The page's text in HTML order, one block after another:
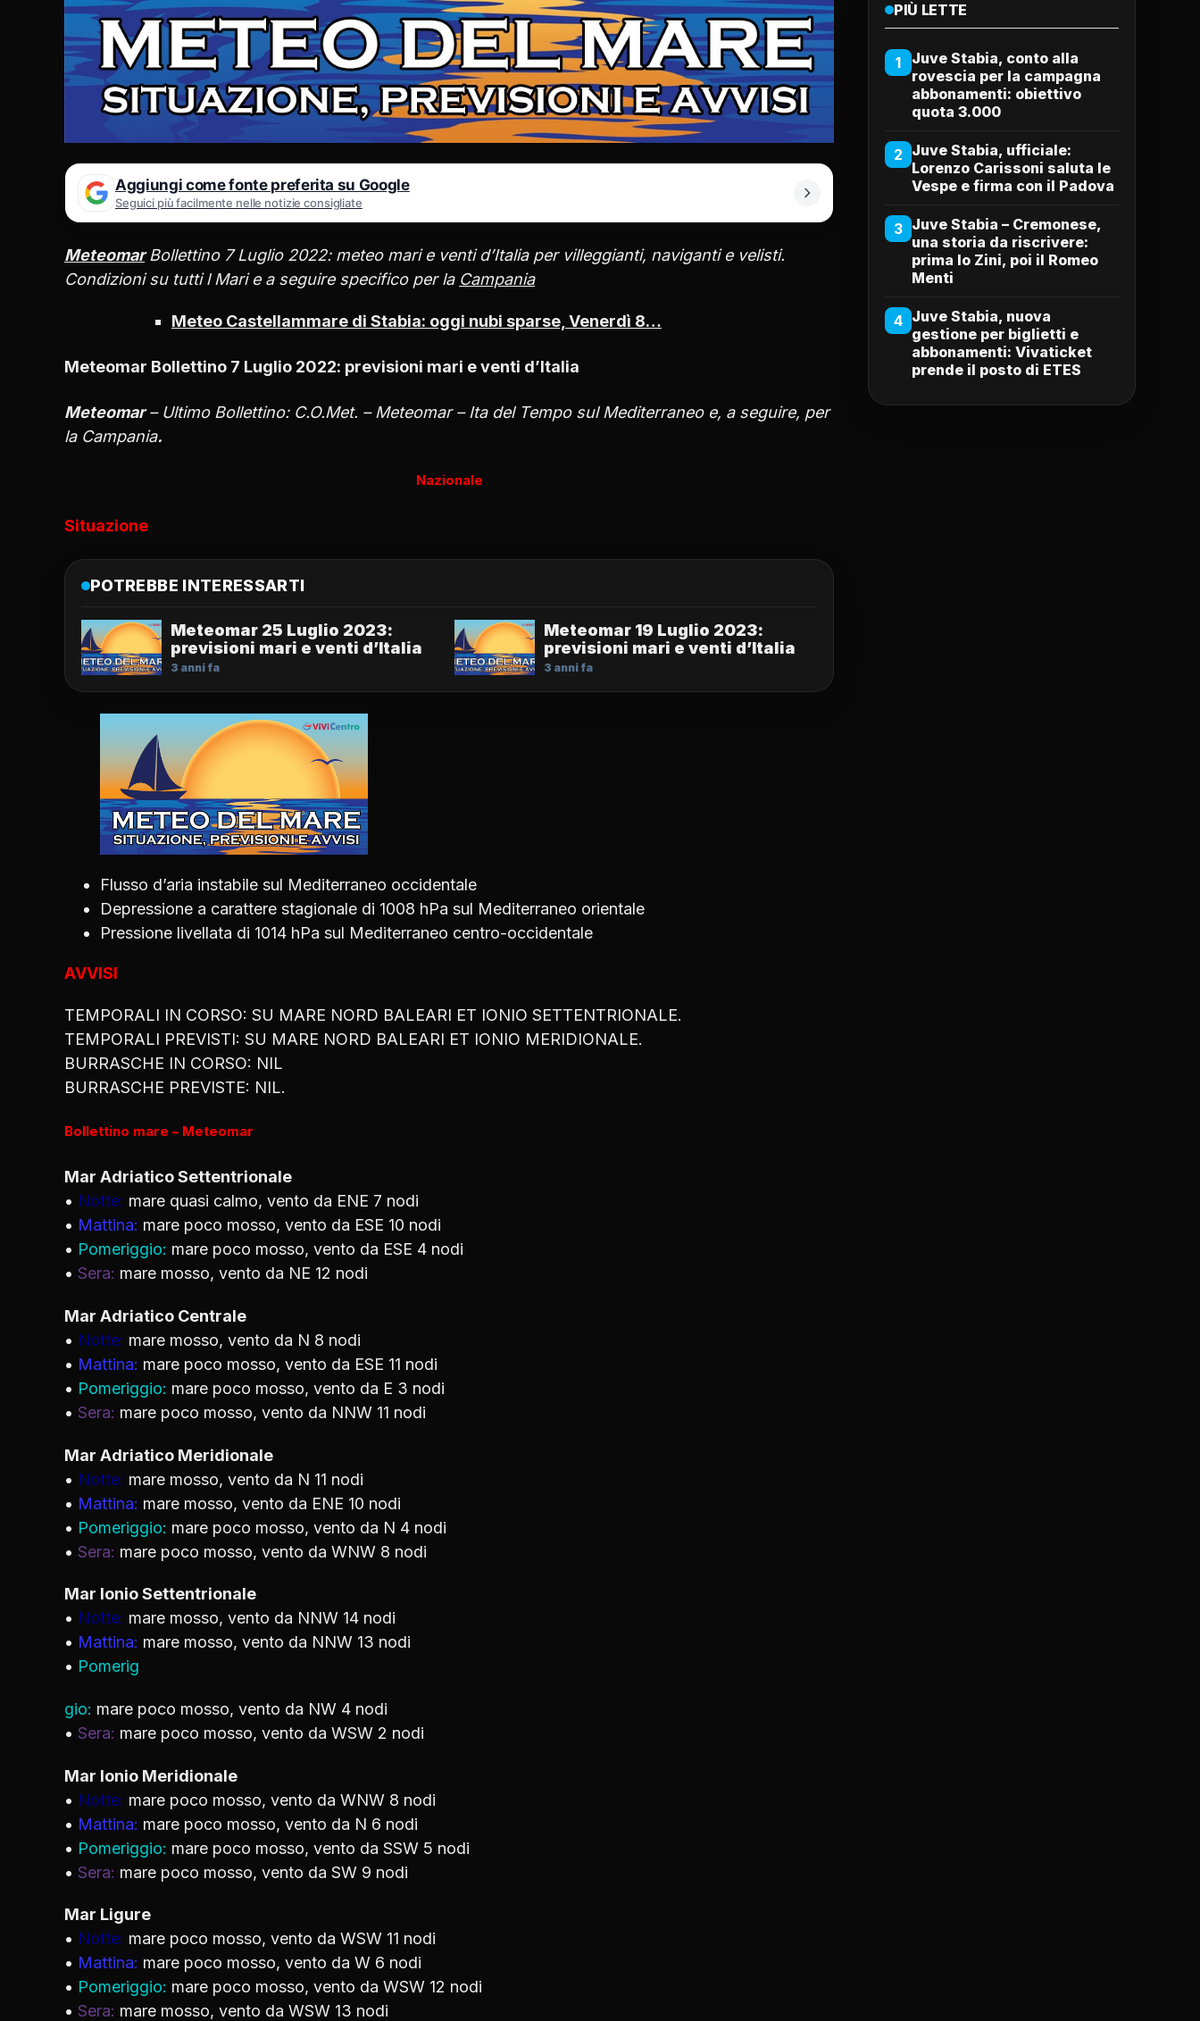
Aggiungi come fonte preferita su Google
Seguici più facilmente nelle notizie consigliate
MeteomarBollettino 7 Luglio 2022: meteo mari e venti d’Italia per villeggianti, naviganti e velisti.
Condizioni su tutti l Mari e a seguire specifico per la Campania
Meteo Castellammare di Stabia: oggi nubi sparse, Venerdì 8…
Meteomar Bollettino 7 Luglio 2022: previsioni mari e venti d’Italia
Meteomar– Ultimo Bollettino: C.O.Met. – Meteomar – Ita del Tempo sul Mediterraneo e, a seguire, per
la Campania.
Nazionale
Situazione
POTREBBE INTERESSARTI
Meteomar 25 Luglio 2023:
previsioni mari e venti d’Italia
3 anni fa
Meteomar 19 Luglio 2023:
previsioni mari e venti d’Italia
3 anni fa
Flusso d’aria instabile sul Mediterraneo occidentale
Depressione a carattere stagionale di 1008 hPa sul Mediterraneo orientale
Pressione livellata di 1014 hPa sul Mediterraneo centro-occidentale
AVVISI
TEMPORALI IN CORSO: SU MARE NORD BALEARI ET IONIO SETTENTRIONALE.
TEMPORALI PREVISTI: SU MARE NORD BALEARI ET IONIO MERIDIONALE.
BURRASCHE IN CORSO: NIL
BURRASCHE PREVISTE: NIL.
Bollettino mare – Meteomar
Mar Adriatico Settentrionale
• Notte: mare quasi calmo, vento da ENE 7 nodi
• Mattina: mare poco mosso, vento da ESE 10 nodi
• Pomeriggio: mare poco mosso, vento da ESE 4 nodi
• Sera: mare mosso, vento da NE 12 nodi
Mar Adriatico Centrale
• Notte: mare mosso, vento da N 8 nodi
• Mattina: mare poco mosso, vento da ESE 11 nodi
• Pomeriggio: mare poco mosso, vento da E 3 nodi
• Sera: mare poco mosso, vento da NNW 11 nodi
Mar Adriatico Meridionale
• Notte: mare mosso, vento da N 11 nodi
• Mattina: mare mosso, vento da ENE 10 nodi
• Pomeriggio: mare poco mosso, vento da N 4 nodi
• Sera: mare poco mosso, vento da WNW 8 nodi
Mar Ionio Settentrionale
• Notte: mare mosso, vento da NNW 14 nodi
• Mattina: mare mosso, vento da NNW 13 nodi
• Pomerig
gio: mare poco mosso, vento da NW 4 nodi
• Sera: mare poco mosso, vento da WSW 2 nodi
Mar Ionio Meridionale
• Notte: mare poco mosso, vento da WNW 8 nodi
• Mattina: mare poco mosso, vento da N 6 nodi
• Pomeriggio: mare poco mosso, vento da SSW 5 nodi
• Sera: mare poco mosso, vento da SW 9 nodi
Mar Ligure
• Notte: mare poco mosso, vento da WSW 11 nodi
• Mattina: mare poco mosso, vento da W 6 nodi
• Pomeriggio: mare poco mosso, vento da WSW 12 nodi
• Sera: mare mosso, vento da WSW 13 nodi
PIÙ LETTE
1
Juve Stabia, conto alla
rovescia per la campagna
abbonamenti: obiettivo
quota 3.000
2 Juve Stabia, ufficiale:
Lorenzo Carissoni saluta le
Vespe e firma con il Padova
3 Juve Stabia – Cremonese,
una storia da riscrivere:
prima lo Zini, poi il Romeo
Menti
4 Juve Stabia, nuova
gestione per biglietti e
abbonamenti: Vivaticket
prende il posto di ETES